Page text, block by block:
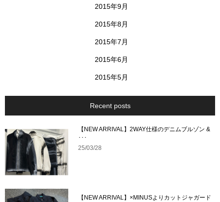
2015年9月
2015年8月
2015年7月
2015年6月
2015年5月
Recent posts
【NEW ARRIVAL】2WAY仕様のデニムブルゾン &
･･･
25/03/28
【NEW ARRIVAL】×MINUSよりカットジャガード